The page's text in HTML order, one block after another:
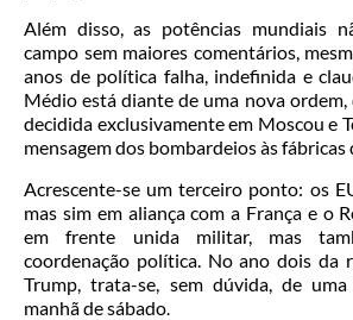
Além disso, as potências mundiais
campo sem maiores comentários,
anos de política falha, indefinida e
Médio está diante de uma nova ordem,
decidida exclusivamente em Moscou e
mensagem dos bombardeios às fábricas
Acrescente-se um terceiro ponto: os
mas sim em aliança com a França e o
em frente unida militar, mas
coordenação política. No ano dois da
Trump, trata-se, sem dúvida, de
manhã de sábado.